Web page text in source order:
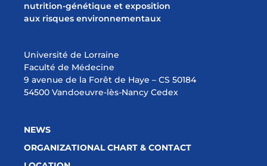
nutrition-génétique et exposition
aux risques environnementaux
Université de Lorraine
Faculté de Médecine
9 avenue de la Forêt de Haye – CS 50184
54500 Vandoeuvre-lès-Nancy Cedex
NEWS
ORGANIZATIONAL CHART & CONTACT